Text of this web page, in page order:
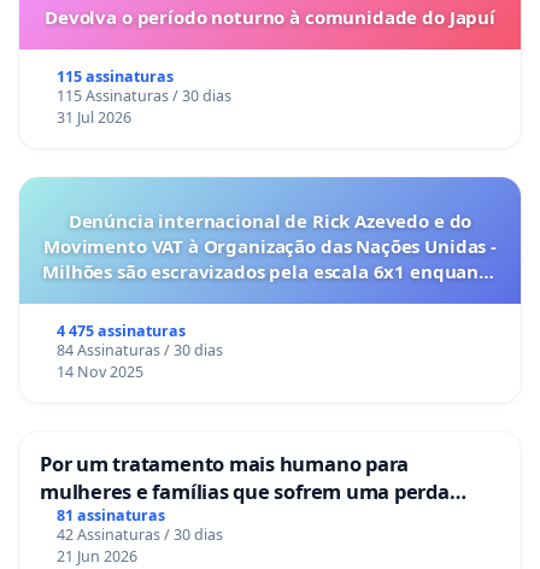
Devolva o período noturno à comunidade do Japuí
115 assinaturas
115 Assinaturas / 30 dias
31 Jul 2026
Denúncia internacional de Rick Azevedo e do
Movimento VAT à Organização das Nações Unidas -
Milhões são escravizados pela escala 6x1 enquanto
4 475 assinaturas
84 Assinaturas / 30 dias
14 Nov 2025
Por um tratamento mais humano para
mulheres e famílias que sofrem uma perda
gestacional nos hospitais portugueses
81 assinaturas
42 Assinaturas / 30 dias
21 Jun 2026